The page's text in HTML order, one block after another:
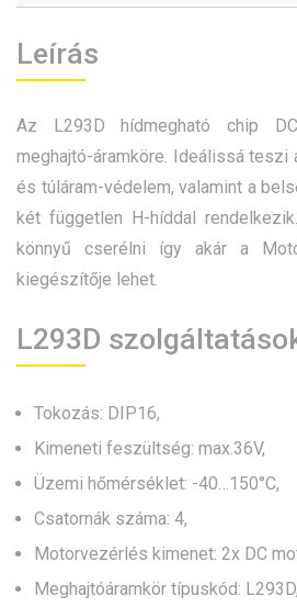
Leírás
Az L293D hídmegható chip
meghajtó-áramköre. Ideálissá
és túláram-védelem, valamint a
két független H-híddal
könnyű cserélni így akár a
kiegészítője lehet.
L293D
Tokozás: DIP16,
Kimeneti feszültség: max.36V,
Üzemi hőmérséklet: -40…150°C,
Csatornák száma: 4,
Motorvezérlés kimenet: 2x DC
Meghajtóáramkör típuskód: L293D,